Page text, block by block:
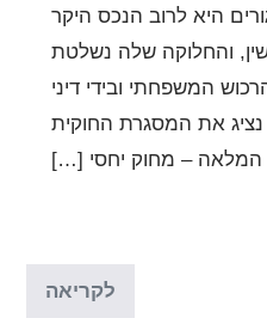
המגורים היא לרוב הנכס היקר
והחלוקה שלה נשלטת
המשפחתי ובידי דיני
את המסגרת החוקית
המלאה – מחוק יחסי […]
לקריאה